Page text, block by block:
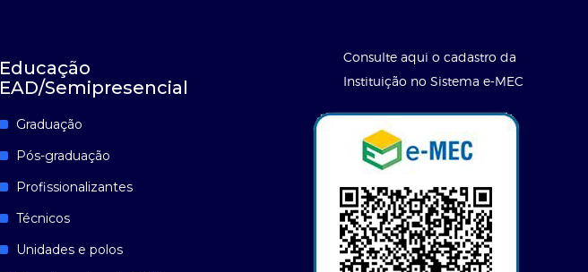
Educação
EAD/Semipresencial
Graduação
Pós-graduação
Profissionalizantes
Técnicos
Unidades e polos
Consulte aqui o cadastro da
Instituição no Sistema e-MEC